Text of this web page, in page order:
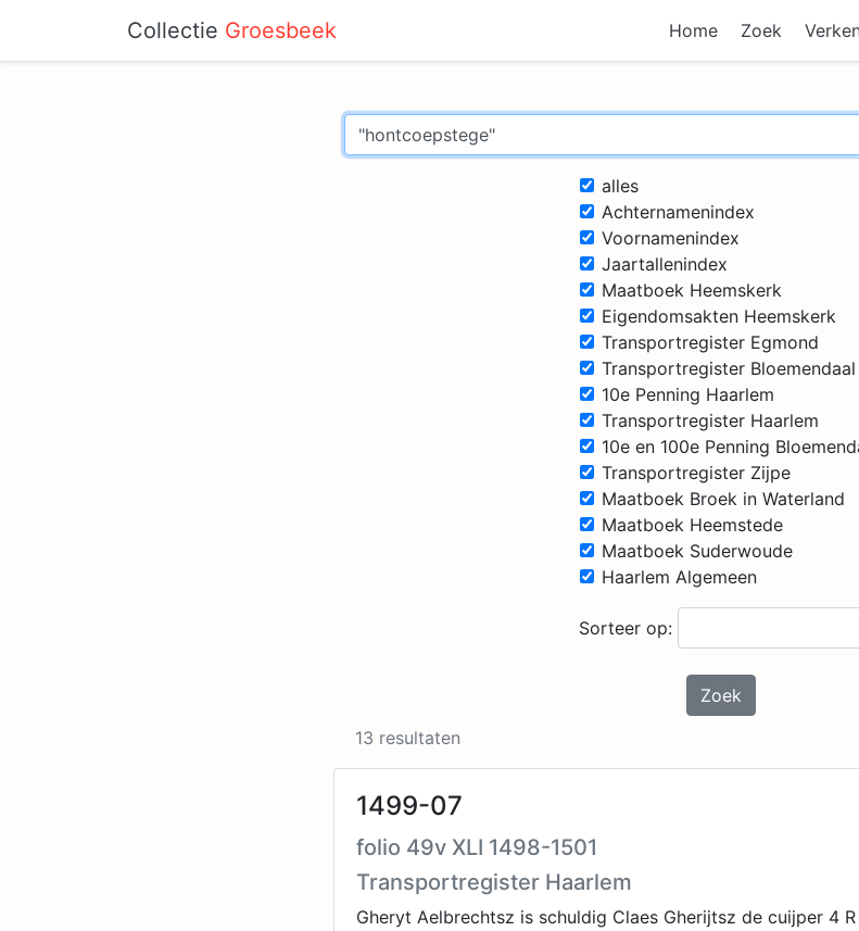
Collectie Groesbeek Home Zoek
alles
Achternamenindex
Voornamenindex
Jaartallenindex
Maatboek Heemskerk
Eigendomsakten Heemskerk
Transportregister Egmond
Transportregister Bloemendaal
10e Penning Haarlem
Transportregister Haarlem
10e en 100e Penning
Transportregister Zijpe
Maatboek Broek in Waterland
Maatboek Heemstede
Maatboek Suderwoude
Haarlem Algemeen
Sorteer op:
Zoek
13 resultaten
1499-07
folio 49v XLI 1498-1501
Transportregister Haarlem
Gheryt Aelbrechtsz is schuldig Claes Gherijtsz de cuijper 4